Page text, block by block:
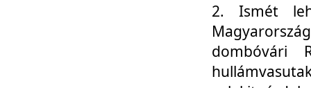
2. Ismét
dombóvári